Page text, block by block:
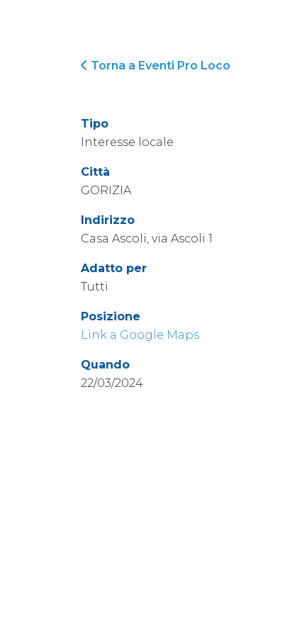
Torna a Eventi Pro Loco
Tipo
Interesse locale
Città
GORIZIA
Indirizzo
Casa Ascoli, via Ascoli 1
Adatto per
Tutti
Posizione
Link a Google Maps
Quando
22/03/2024